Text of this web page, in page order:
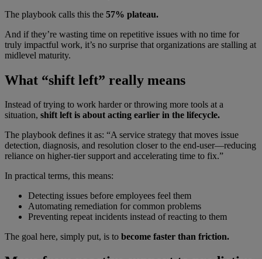
The playbook calls this the 57% plateau.
And if they’re wasting time on repetitive issues with no time for
truly impactful work, it’s no surprise that organizations are stalling at
midlevel maturity.
What “shift left” really means
Instead of trying to work harder or throwing more tools at a
situation, shift left is about acting earlier in the lifecycle.
The playbook defines it as: “A service strategy that moves issue
detection, diagnosis, and resolution closer to the end-user—reducing
reliance on higher-tier support and accelerating time to fix.”
In practical terms, this means:
Detecting issues before employees feel them
Automating remediation for common problems
Preventing repeat incidents instead of reacting to them
The goal here, simply put, is to become faster than friction.